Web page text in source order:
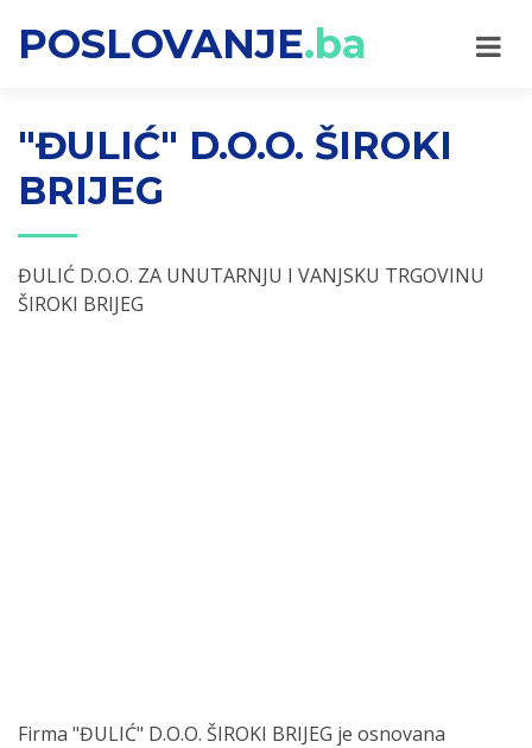
POSLOVANJE.ba
"ĐULIĆ" D.O.O. ŠIROKI
BRIJEG
ĐULIĆ D.O.O. ZA UNUTARNJU I VANJSKU TRGOVINU
ŠIROKI BRIJEG
Firma "ĐULIĆ" D.O.O. ŠIROKI BRIJEG je osnovana